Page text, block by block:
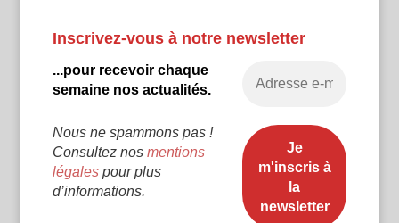
Inscrivez-vous à notre newsletter
...pour recevoir chaque
semaine nos actualités.
Nous ne spammons pas !
Consultez nos mentions
légalespour plus
d’informations.